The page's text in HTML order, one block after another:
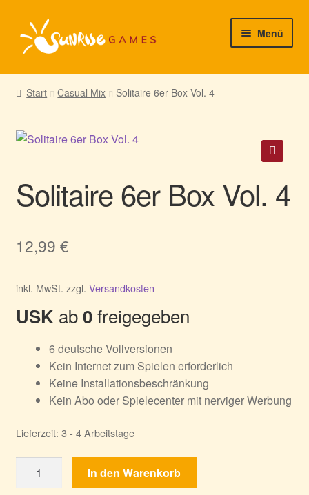
Zur
Navigation
Zum
Inhalt
Menü
► Startseite
► Support/Hilfe
► Mein Konto
Start Casual Mix Solitaire 6er Box Vol. 4
Solitaire 6er Box Vol. 4
12,99 €
inkl. MwSt. zzgl. Versandkosten
USK ab0freigegeben
6 deutsche Vollversionen
Kein Internet zum Spielen erforderlich
Keine Installationsbeschränkung
Kein Abo oder Spielecenter mit nerviger Werbung
Lieferzeit: 3 - 4 Arbeitstage
In den Warenkorb